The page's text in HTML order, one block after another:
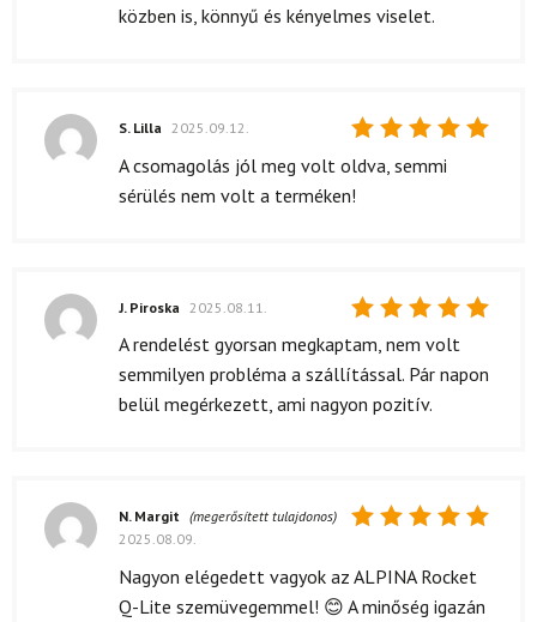
közben is, könnyű és kényelmes viselet.
Értékelés:
/ 5
S. Lilla 2025.09.12.
A csomagolás jól meg volt oldva, semmi
sérülés nem volt a terméken!
Értékelés:
/ 5
J. Piroska 2025.08.11.
A rendelést gyorsan megkaptam, nem volt
semmilyen probléma a szállítással. Pár napon
belül megérkezett, ami nagyon pozitív.
5 / 5
N. Margit (megerősített tulajdonos)
2025.08.09.
Nagyon elégedett vagyok az ALPINA Rocket
Q-Lite szemüvegemmel! 😊 A minőség igazán